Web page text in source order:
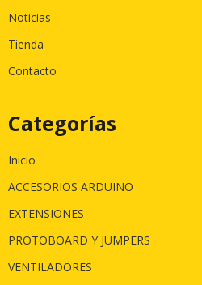
Noticias
Tienda
Contacto
Categorías
Inicio
ACCESORIOS ARDUINO
EXTENSIONES
PROTOBOARD Y JUMPERS
VENTILADORES